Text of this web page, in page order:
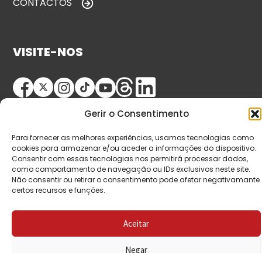
Gerir o Consentimento
Para fornecer as melhores experiências, usamos tecnologias como
cookies para armazenar e/ou aceder a informações do dispositivo.
Consentir com essas tecnologias nos permitirá processar dados,
como comportamento de navegação ou IDs exclusivos neste site.
Não consentir ou retirar o consentimento pode afetar negativamante
certos recursos e funções.
Aceitar
Negar
CONTACTOS
VISITE-NOS
© Copyright 2026 Saída de Emergência. Todos os
direitos reservados.